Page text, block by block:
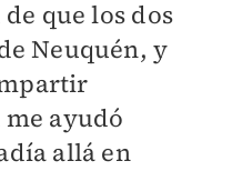
que los dos
Neuquén, y
me ayudó
allá en